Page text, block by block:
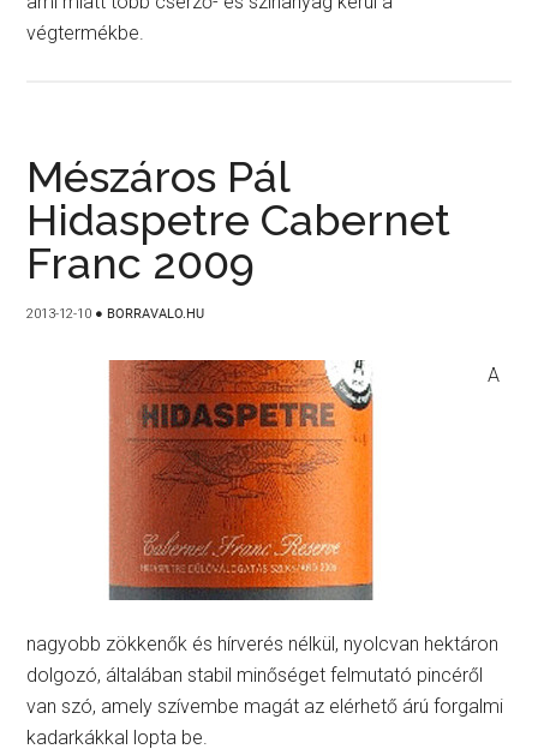
végtermékbe.
Mészáros Pál
Hidaspetre Cabernet
Franc 2009
2013-12-10 ● BORRAVALO.HU
A
nagyobb zökkenők és hírverés nélkül, nyolcvan hektáron
dolgozó, általában stabil minőséget felmutató pincéről
van szó, amely szívembe magát az elérhető árú forgalmi
kadarkákkal lopta be.